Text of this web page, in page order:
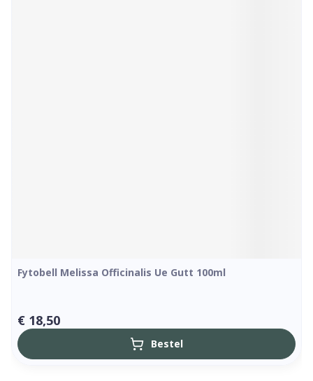
Fytobell Melissa Officinalis Ue Gutt 100ml
€ 18,50
Bestel